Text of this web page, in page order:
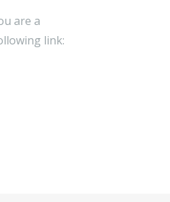
are a
link: